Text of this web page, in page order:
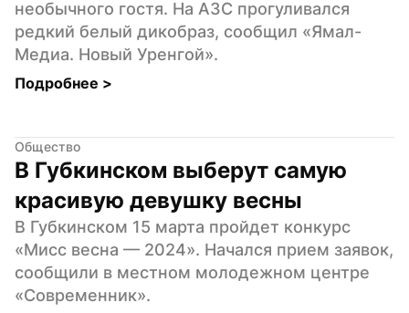
необычного гостя. На АЗС прогуливался
редкий белый дикобраз, сообщил «Ямал-
Медиа. Новый Уренгой».
Подробнее >
Общество
В Губкинском выберут самую
красивую девушку весны
В Губкинском 15 марта пройдет конкурс
«Мисс весна — 2024». Начался прием заявок,
сообщили в местном молодежном центре
«Современник».